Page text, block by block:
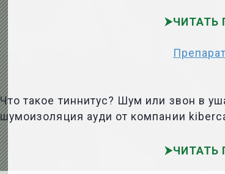
ЧИТАТЬ
Что такое тиннитус? Шум или звон в
шумоизоляция ауди от компании
ЧИТАТЬ